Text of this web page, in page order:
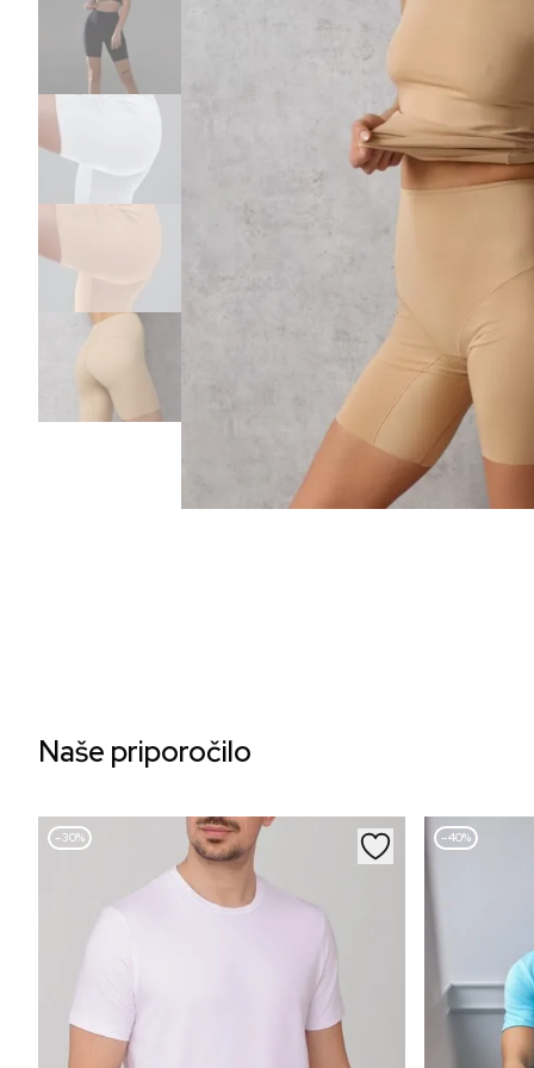
Naše priporočilo
–30% –40%